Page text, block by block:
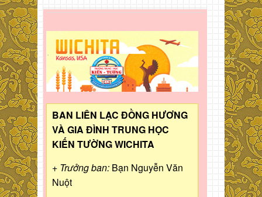
BAN LIÊN LẠC ĐỒNG HƯƠNG
VÀ GIA ĐÌNH TRUNG HỌC
KIẾN TƯỜNG WICHITA
+ Trưởng ban: Bạn Nguyễn Văn
Nuột